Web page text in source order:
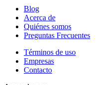
Blog
Acerca de
Quiénes somos
Preguntas Frecuentes
Términos de uso
Empresas
Contacto